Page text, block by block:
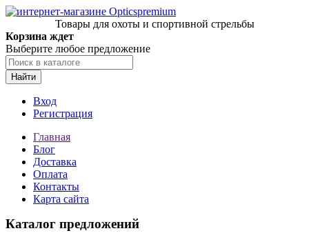
Товары для охоты и спортивной стрельбы
Корзина ждет
Выберите любое предложение
Найти
Вход
Регистрация
Главная
Блог
Доставка
Оплата
Контакты
Карта сайта
Каталог предложений